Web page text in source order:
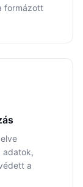
formázott
adatok,
a